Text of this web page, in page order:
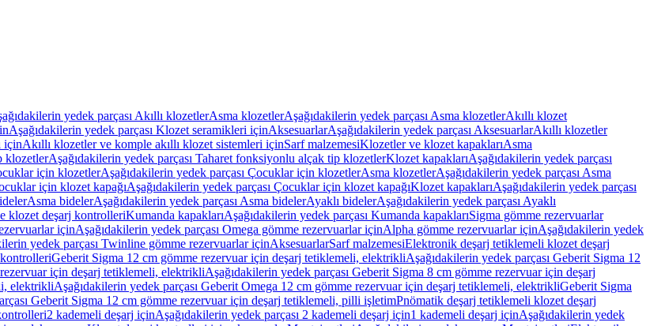
yedek parçası Akıllı klozetlerAsma klozetlerAşağıdakilerin yedek parçası Asma klozetlerAkıllı klozet
Aşağıdakilerin yedek parçası Klozet seramikleri içinAksesuarlarAşağıdakilerin yedek parçası AksesuarlarAkıllı klozetler
içinAkıllı klozetler ve komple akıllı klozet sistemleri içinSarf malzemesiKlozetler ve klozet kapaklarıAsma
klozetlerAşağıdakilerin yedek parçası Taharet fonksiyonlu alçak tip klozetlerKlozet kapaklarıAşağıdakilerin yedek parçası
için klozetlerAşağıdakilerin yedek parçası Çocuklar için klozetlerAsma klozetlerAşağıdakilerin yedek parçası Asma
için klozet kapağıAşağıdakilerin yedek parçası Çocuklar için klozet kapağıKlozet kapaklarıAşağıdakilerin yedek parçası
Asma bidelerAşağıdakilerin yedek parçası Asma bidelerAyaklı bidelerAşağıdakilerin yedek parçası Ayaklı
klozet deşarj kontrolleriKumanda kapaklarıAşağıdakilerin yedek parçası Kumanda kapaklarıSigma gömme rezervuarlar
içinAşağıdakilerin yedek parçası Omega gömme rezervuarlar içinAlpha gömme rezervuarlar içinAşağıdakilerin yedek
yedek parçası Twinline gömme rezervuarlar içinAksesuarlarSarf malzemesiElektronik deşarj tetiklemeli klozet deşarj
Geberit Sigma 12 cm gömme rezervuar için deşarj tetiklemeli, elektrikliAşağıdakilerin yedek parçası Geberit Sigma 12
için deşarj tetiklemeli, elektrikliAşağıdakilerin yedek parçası Geberit Sigma 8 cm gömme rezervuar için deşarj
elektrikliAşağıdakilerin yedek parçası Geberit Omega 12 cm gömme rezervuar için deşarj tetiklemeli, elektrikliGeberit Sigma
Geberit Sigma 12 cm gömme rezervuar için deşarj tetiklemeli, pilli işletimPnömatik deşarj tetiklemeli klozet deşarj
2 kademeli deşarj içinAşağıdakilerin yedek parçası 2 kademeli deşarj için1 kademeli deşarj içinAşağıdakilerin yedek